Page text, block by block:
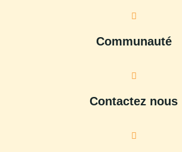
Communauté
Contactez nous